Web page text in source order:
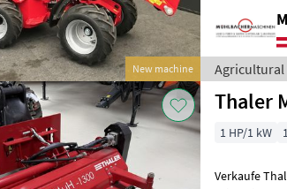
New machine Agricultural
Thaler
1 HP/1 kW
Verkaufe Thaler Muh-